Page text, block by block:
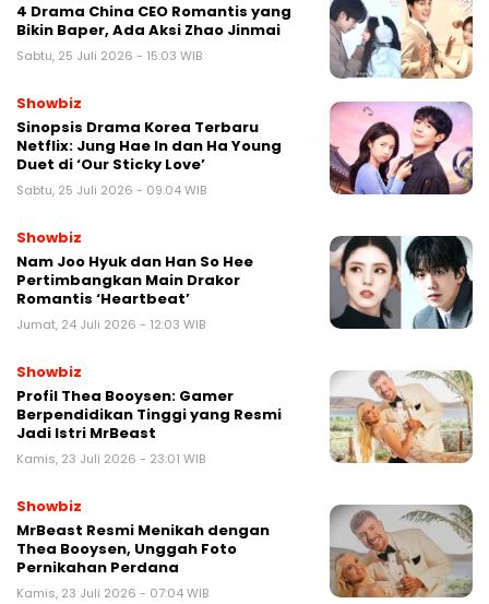
4 Drama China CEO Romantis yang
Bikin Baper, Ada Aksi Zhao Jinmai
Sabtu, 25 Juli 2026 - 15:03 WIB
Showbiz
Sinopsis Drama Korea Terbaru
Netflix: Jung Hae In dan Ha Young
Duet di ‘Our Sticky Love’
Sabtu, 25 Juli 2026 - 09:04 WIB
Showbiz
Nam Joo Hyuk dan Han So Hee
Pertimbangkan Main Drakor
Romantis ‘Heartbeat’
Jumat, 24 Juli 2026 - 12:03 WIB
Showbiz
Profil Thea Booysen: Gamer
Berpendidikan Tinggi yang Resmi
Jadi Istri MrBeast
Kamis, 23 Juli 2026 - 23:01 WIB
Showbiz
MrBeast Resmi Menikah dengan
Thea Booysen, Unggah Foto
Pernikahan Perdana
Kamis, 23 Juli 2026 - 07:04 WIB